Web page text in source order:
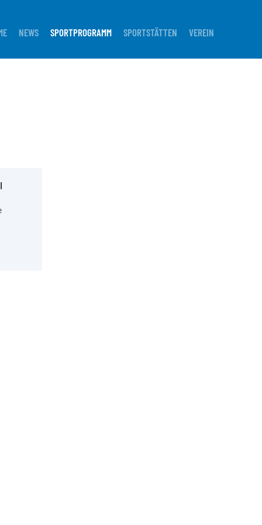
NEWS SPORTPROGRAMM SPORTSTÄTTEN VEREIN